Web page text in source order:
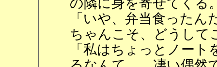
の隣に身を寄せてくる
「いや、弁当食った
ちゃんこそ、どうして
「私はちょっとノー